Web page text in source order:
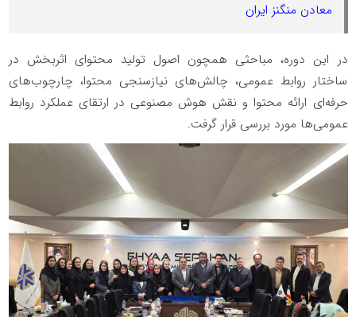
معادن منگنز ایران
در این دوره، مباحثی همچون اصول تولید محتوای اثربخش در
ساختار روابط عمومی، چالش‌های نیازسنجی محتوا، چارچوب‌های
حرفه‌ای ارائه محتوا و نقش هوش مصنوعی در ارتقای عملکرد روابط
عمومی‌ها مورد بررسی قرار گرفت.